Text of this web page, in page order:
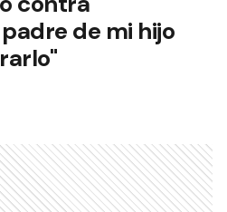
de mi hijo